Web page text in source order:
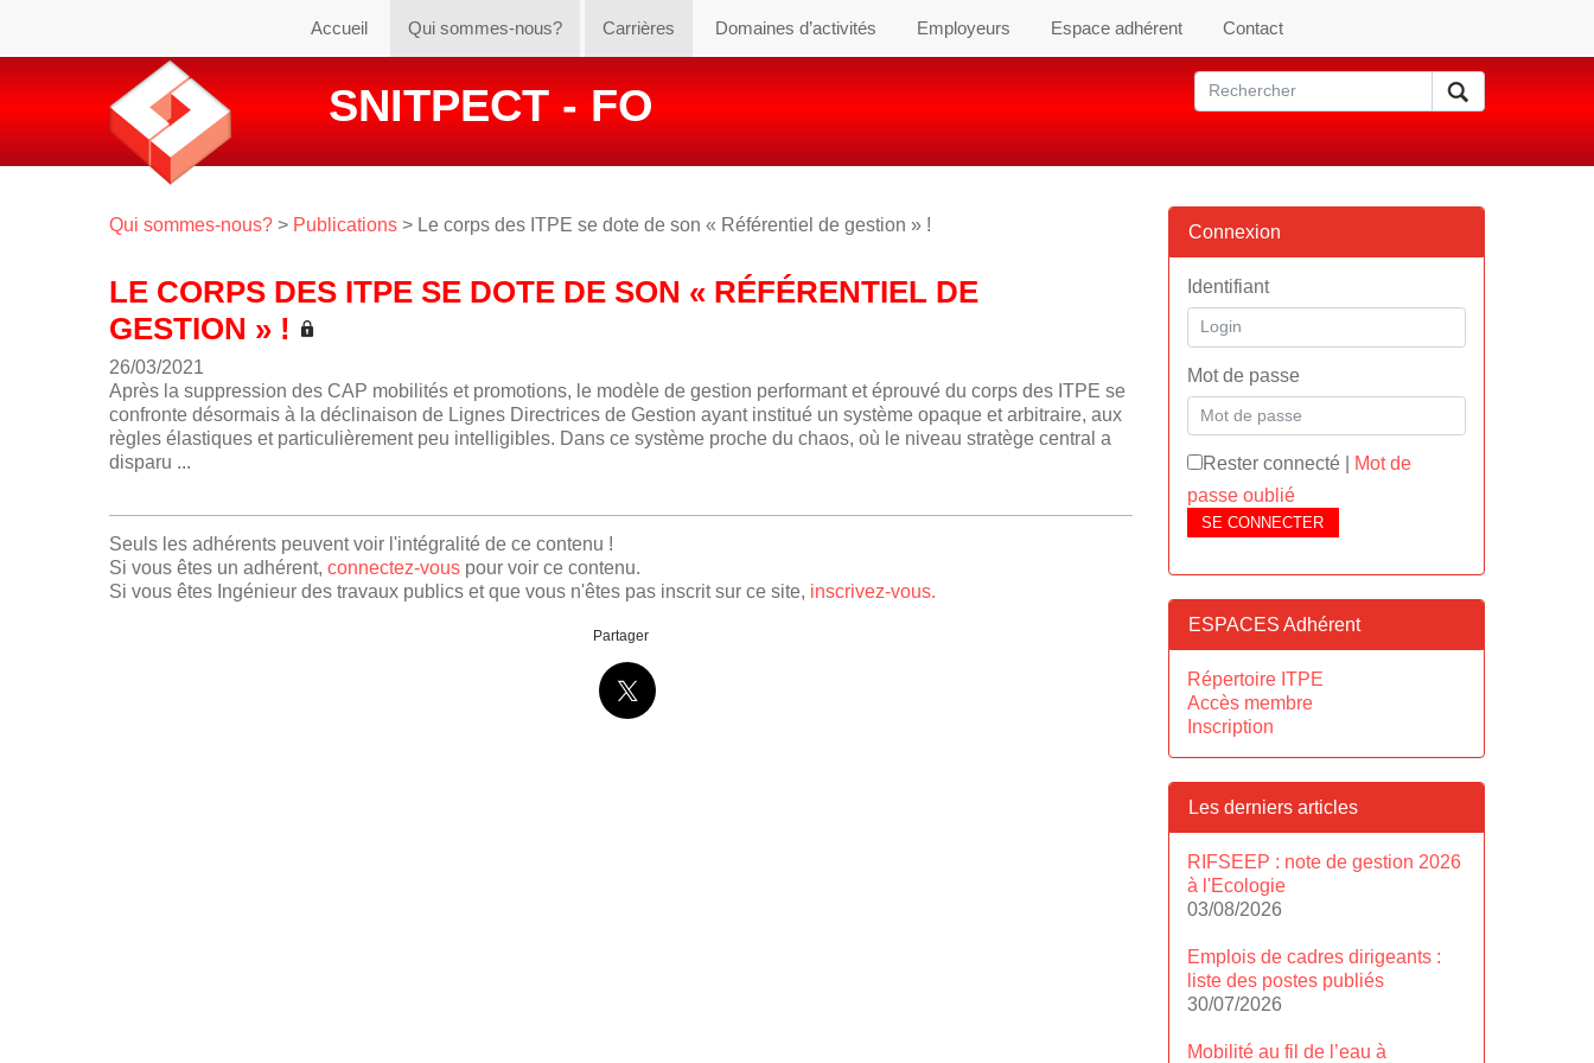
Accueil Qui sommes-nous? Carrières Domaines d’activités Employeurs Espace adhérent Contact
SNITPECT - FO
Qui sommes-nous? > Publications > Le corps des ITPE se dote de son « Référentiel de gestion » !
LE CORPS DES ITPE SE DOTE DE SON « RÉFÉRENTIEL DE
GESTION » !
26/03/2021
Après la suppression des CAP mobilités et promotions, le modèle de gestion performant et éprouvé du corps des ITPE se
confronte désormais à la déclinaison de Lignes Directrices de Gestion ayant institué un système opaque et arbitraire, aux
règles élastiques et particulièrement peu intelligibles. Dans ce système proche du chaos, où le niveau stratège central a
disparu ...
Seuls les adhérents peuvent voir l'intégralité de ce contenu !
Si vous êtes un adhérent, connectez-vous pour voir ce contenu.
Si vous êtes Ingénieur des travaux publics et que vous n'êtes pas inscrit sur ce site, inscrivez-vous.
Partager
Connexion
Identifiant
Mot de passe
Rester connecté|
Mot de
passe oublié
SE CONNECTER
ESPACES Adhérent
Répertoire ITPE
Accès membre
Inscription
Les derniers articles
RIFSEEP : note de gestion 2026
à l'Ecologie
03/08/2026
Emplois de cadres dirigeants :
liste des postes publiés
30/07/2026
Mobilité au fil de l’eau à